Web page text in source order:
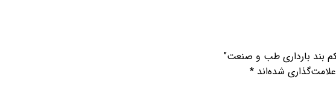
بند بارداری طب و صنعت”
شده‌اند *